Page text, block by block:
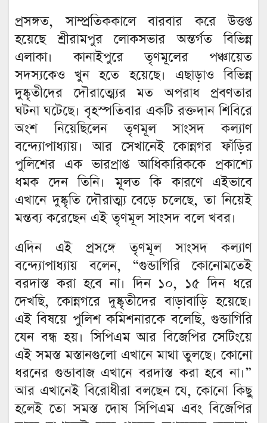
প্রসঙ্গত, সাম্প্রতিককালে বারবার করে উত্তপ্ত
হয়েছে শ্রীরামপুর লোকসভার অন্তর্গত বিভিন্ন
এলাকা। কানাইপুরে তৃণমূলের পঞ্চায়েত
সদস্যকেও খুন হতে হয়েছে। এছাড়াও বিভিন্ন
দুষ্কৃতীদের দৌরাত্ম্যের মত অপরাধ প্রবণতার
ঘটনা ঘটেছে। বৃহস্পতিবার একটি রক্তদান শিবিরে
অংশ নিয়েছিলেন তৃণমূল সাংসদ কল্যাণ
বন্দ্যোপাধ্যায়। আর সেখানেই কোন্নগর ফাঁড়ির
পুলিশের এক ভারপ্রাপ্ত আধিকারিককে প্রকাশ্যে
ধমক দেন তিনি। মূলত কি কারণে এইভাবে
এখানে দুষ্কৃতি দৌরাত্ম্য বেড়ে চলেছে, তা নিয়েই
মন্তব্য করেছেন এই তৃণমূল সাংসদ বলে খবর।
এদিন এই প্রসঙ্গে তৃণমূল সাংসদ কল্যাণ
বন্দ্যোপাধ্যায় বলেন, “গুন্ডাগিরি কোনোমতেই
বরদাস্ত করা হবে না। দিন ১০, ১৫ দিন ধরে
দেখছি, কোন্নগরে দুষ্কৃতীদের বাড়াবাড়ি হয়েছে।
এই বিষয়ে পুলিশ কমিশনারকে বলেছি, গুন্ডাগিরি
যেন বন্ধ হয়। সিপিএম আর বিজেপির সেটিংয়ে
এই সমস্ত মস্তানগুলো এখানে মাথা তুলছে। কোনো
ধরনের গুন্ডাবাজ এখানে বরদাস্ত করা হবে না।”
আর এখানেই বিরোধীরা বলছেন যে, কোনো কিছু
হলেই তো সমস্ত দোষ সিপিএম এবং বিজেপির